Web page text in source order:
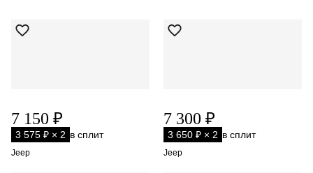
7 150 ₽
3 575 ₽ × 2 в сплит
Jeep
7 300 ₽
3 650 ₽ × 2 в сплит
Jeep